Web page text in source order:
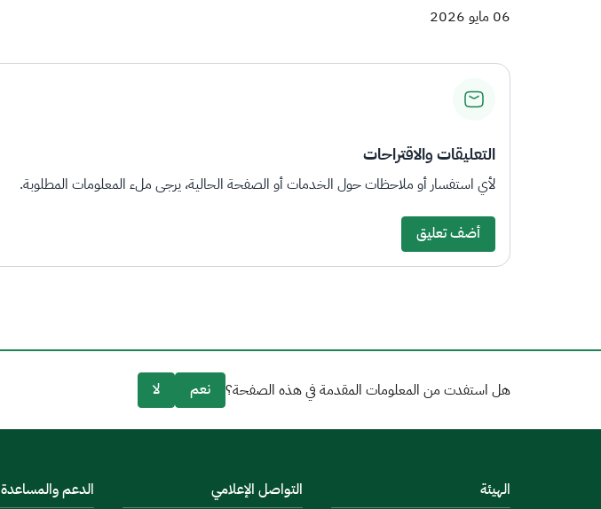
06 مايو 2026
التعليقات والاقتراحات
لأي استفسار أو ملاحظات حول الخدمات أو الصفحة الحالية، يرجى ملء المعلومات المطلوبة.
أضف تعليق
هل استفدت من المعلومات المقدمة في هذه الصفحة؟ نعم لا
الهيئة التواصل الإعلامي الدعم والمساعدة